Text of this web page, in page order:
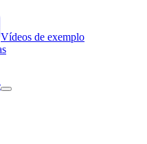
Vídeos de exemplo